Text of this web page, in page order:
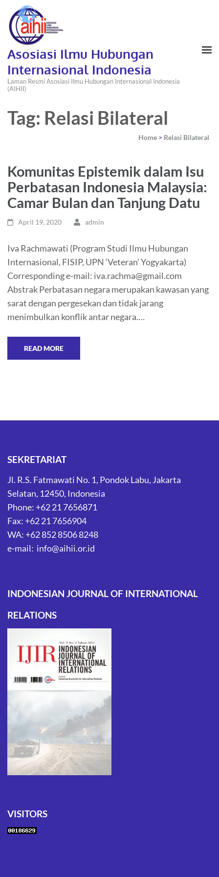
Asosiasi Ilmu Hubungan
Internasional Indonesia
Laman Resmi Asosiasi Ilmu Hubungan Internasional Indonesia
(AIHII)
Tag: Relasi Bilateral
Home > Relasi Bilateral
Komunitas Epistemik dalam Isu
Perbatasan Indonesia Malaysia:
Camar Bulan dan Tanjung Datu
April 19, 2020 admin
Iva Rachmawati (Program Studi Ilmu Hubungan
Internasional, FISIP, UPN ‘Veteran’ Yogyakarta)
Corresponding e-mail: iva.rachma@gmail.com
Abstrak Perbatasan negara merupakan kawasan yang
sarat dengan pergesekan dan tidak jarang
menimbulkan konflik antar negara.…
READ MORE
SEKRETARIAT
Jl. R.S. Fatmawati No. 1, Pondok Labu, Jakarta
Selatan, 12450, Indonesia
Phone: +62 21 7656871
Fax: +62 21 7656904
WA: +62 852 8506 8248
e-mail: info@aihii.or.id
INDONESIAN JOURNAL OF INTERNATIONAL
RELATIONS
VISITORS